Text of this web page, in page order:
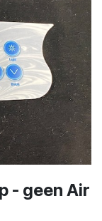
- geen Air